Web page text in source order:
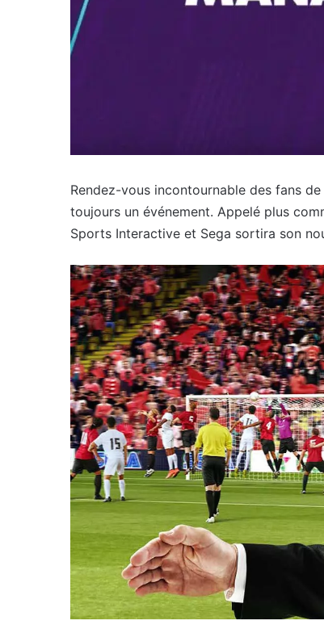
Rendez-vous incontournable des fans
toujours un événement. Appelé plus
Sports Interactive et Sega sortira son